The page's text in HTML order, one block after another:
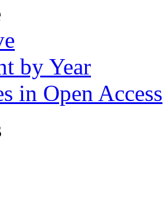
by Year
in Open Access